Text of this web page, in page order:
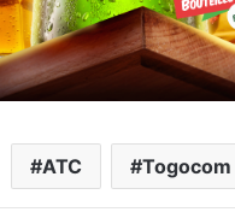
ATC Togocom